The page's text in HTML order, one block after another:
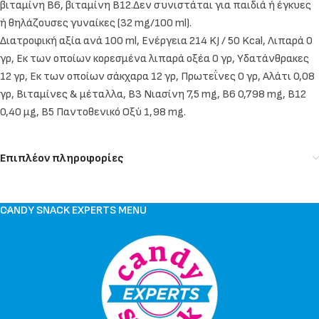
βιταμίνη Β6, βιταμίνη Β12.Δεν συνιστάται για παιδιά ή έγκυες
ή θηλάζουσες γυναίκες (32 mg/100 ml).
Διατροφική αξία ανά 100 ml, Ενέργεια 214 KJ / 50 Kcal, Λιπαρά 0
γρ, Εκ των οποίων κορεσμένα λιπαρά οξέα 0 γρ, Υδατάνθρακες
12 γρ, Εκ των οποίων σάκχαρα 12 γρ, Πρωτεΐνες 0 γρ, Αλάτι 0,08
γρ, Βιταμίνες & μέταλλα, Β3 Νιασίνη 7,5 mg, Β6 0,798 mg, Β12
0,40 μg, Β5 Παντοθενικό Οξύ 1,98 mg.
Επιπλέον πληροφορίες
CANDY SNACK EXPERTS MENU